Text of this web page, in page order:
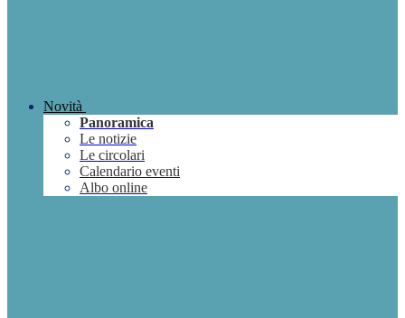
Novità
Panoramica
Le notizie
Le circolari
Calendario eventi
Albo online